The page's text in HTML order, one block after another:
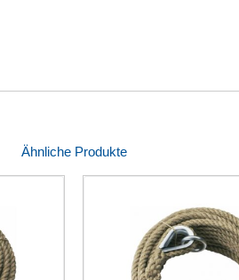
Ähnliche Produkte